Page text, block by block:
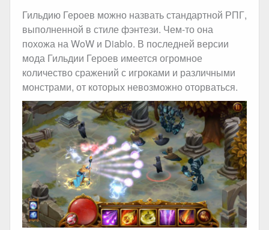
Гильдию Героев можно назвать стандартной РПГ,
выполненной в стиле фэнтези. Чем-то она
похожа на WoW и Diablo. В последней версии
мода Гильдии Героев имеется огромное
количество сражений с игроками и различными
монстрами, от которых невозможно оторваться.